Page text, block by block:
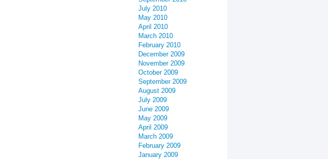
July 2010
May 2010
April 2010
March 2010
February 2010
December 2009
November 2009
October 2009
September 2009
August 2009
July 2009
June 2009
May 2009
April 2009
March 2009
February 2009
January 2009